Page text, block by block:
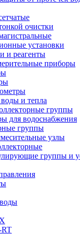
очистки
установки
и реагенты
приборы
и тепла
группы
для водоснабжения
группы
узлы
группы и